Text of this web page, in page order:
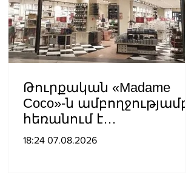
համար․ Վեհափառ
Հայրապետ
Թուրքական «Madame
Coco»-ն ամբողջությամբ
հեռանում է
Ռուսաստանից․ կփակվի
18:24 07.08.2026